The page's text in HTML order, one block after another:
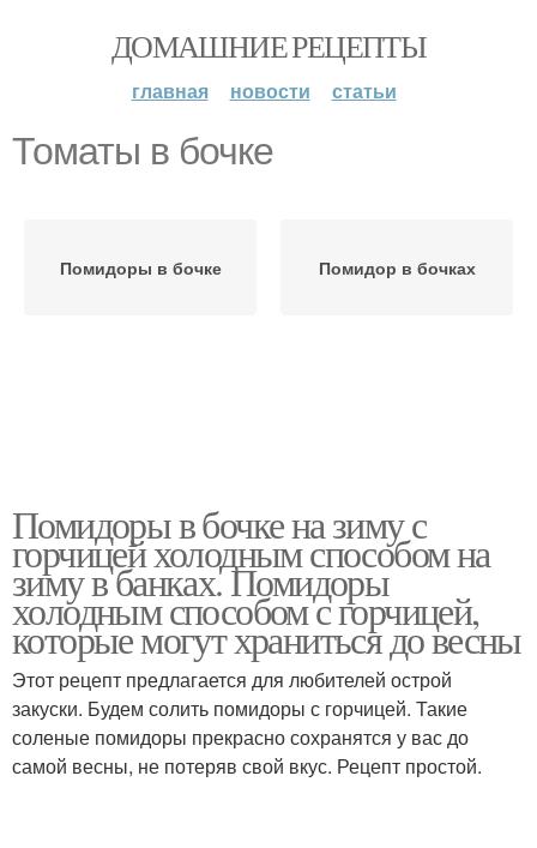
ДОМАШНИЕ РЕЦЕПТЫ
главная новости статьи
Томаты в бочке
Помидоры в бочке Помидор в бочках
Помидоры в бочке на зиму с
горчицей холодным способом на
зиму в банках. Помидоры
холодным способом с горчицей,
которые могут храниться до весны
Этот рецепт предлагается для любителей острой
закуски. Будем солить помидоры с горчицей. Такие
соленые помидоры прекрасно сохранятся у вас до
самой весны, не потеряв свой вкус. Рецепт простой.